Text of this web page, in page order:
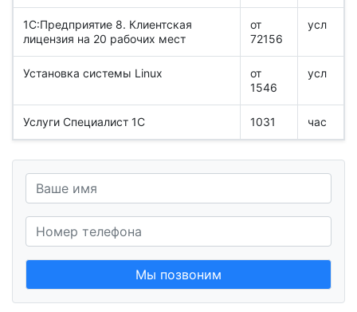
1С:Предприятие 8. Клиентская
лицензия на 20 рабочих мест
от
72156
усл
Установка системы Linux
от
1546
усл
Услуги Специалист 1С 1031 час
Мы позвоним